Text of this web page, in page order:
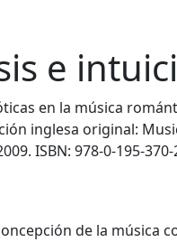
e
en la música
inglesa original:
ISBN: 978-0-195-370-
de la música